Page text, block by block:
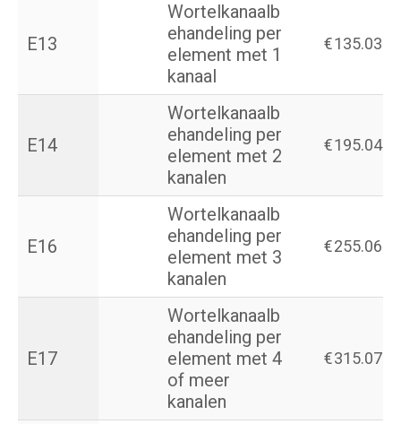
E13
Wortelkanaalb
ehandeling per
element met 1
kanaal
€135.03
E14
Wortelkanaalb
ehandeling per
element met 2
kanalen
€195.04
E16
Wortelkanaalb
ehandeling per
element met 3
kanalen
€255.06
E17
Wortelkanaalb
ehandeling per
element met 4
of meer
kanalen
€315.07